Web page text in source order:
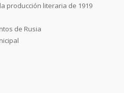
producción literaria de 1919
de Rusia